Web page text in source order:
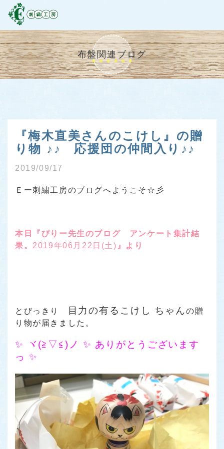
布盤関連ブログ
『梅木直美さんのこけし』の贈
り物 ♪♪ 応援団の仲間入り♪♪
2019/09/17
Ｅー刺繍工房のブログへようこそ☆彡
本日『びりー先生のブログ アンケート集計結
果。 2019年06月22日(土) 』より
とびっきり 目力の有るこけし ちゃんの贈
り物が届きました。
✨ ヾ(≧▽≦)ノ ✨ ありがとうございます
っ ✨